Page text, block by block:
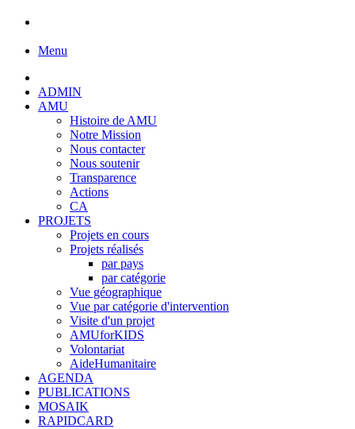
Menu
ADMIN
AMU
Histoire de AMU
Notre Mission
Nous contacter
Nous soutenir
Transparence
Actions
CA
PROJETS
Projets en cours
Projets réalisés
par pays
par catégorie
Vue géographique
Vue par catégorie d'intervention
Visite d'un projet
AMUforKIDS
Volontariat
AideHumanitaire
AGENDA
PUBLICATIONS
MOSAIK
RAPIDCARD